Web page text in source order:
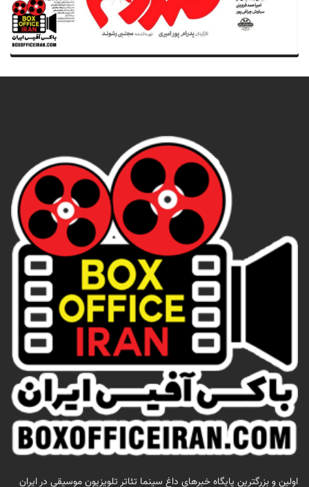
اولين و بزرگترين پايگاه خبرهاي داغ سينما تئاتر تلويزيون موسيقي در ايران